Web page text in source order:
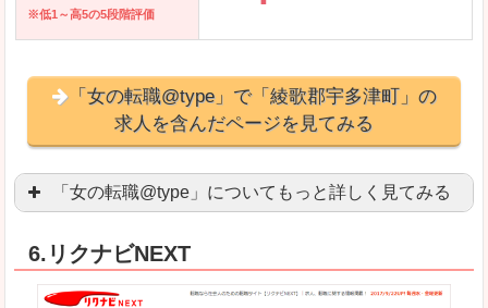
※低1～高5の5段階評価
「女の転職@type」で「綾歌郡宇多津町」の
求人を含んだページを見てみる
「女の転職@type」についてもっと詳しく見てみる
良いところ
正社員求人が約80％、正社員で長く働きたい方に
6.リクナビNEXT